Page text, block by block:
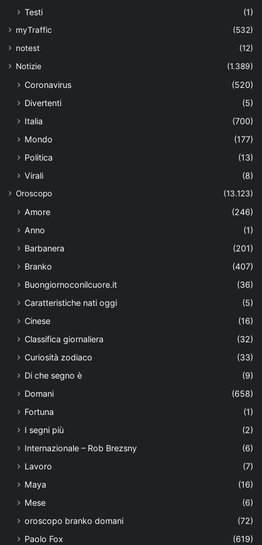
Testi
(1)
myTraffic
(532)
notest
(12)
Notizie
(1.389)
Coronavirus
(520)
Divertenti
(5)
Italia
(700)
Mondo
(177)
Politica
(13)
Virali
(8)
Oroscopo (13.123)
Amore
(246)
Anno
(1)
Barbanera
(201)
Branko
(407)
Buongiornoconilcuore.it
(36)
Caratteristiche nati oggi
(5)
Cinese
(16)
Classifica giornaliera
(32)
Curiosità zodiaco
(33)
Di che segno è
(9)
Domani
(658)
Fortuna
(1)
I segni più
(2)
Internazionale – Rob Brezsny
(6)
Lavoro
(7)
Maya
(16)
Mese
(6)
oroscopo branko domani
(72)
Paolo Fox
(619)